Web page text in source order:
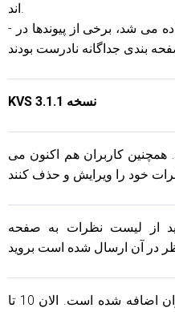
اند.
- هنگامی که از پیشوند صفحه استفاده می شد، برخی از پیوندها در
KVS نسخه 3.1.1
همچنین کاربران هم اکنون می
از لیست نظرات به صفحه
فیلدهای اضافی بیشتر برای کاربران اضافه شده است. الان 10 تا